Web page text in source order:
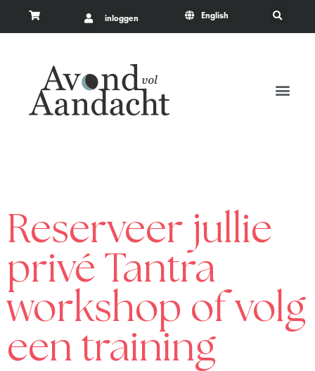
inloggen English
Reserveer jullie
privé Tantra
workshop of volg
een training